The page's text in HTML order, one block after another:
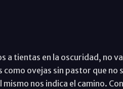
a tientas en la oscuridad, no
ovejas sin pastor que no
nos indica el camino.